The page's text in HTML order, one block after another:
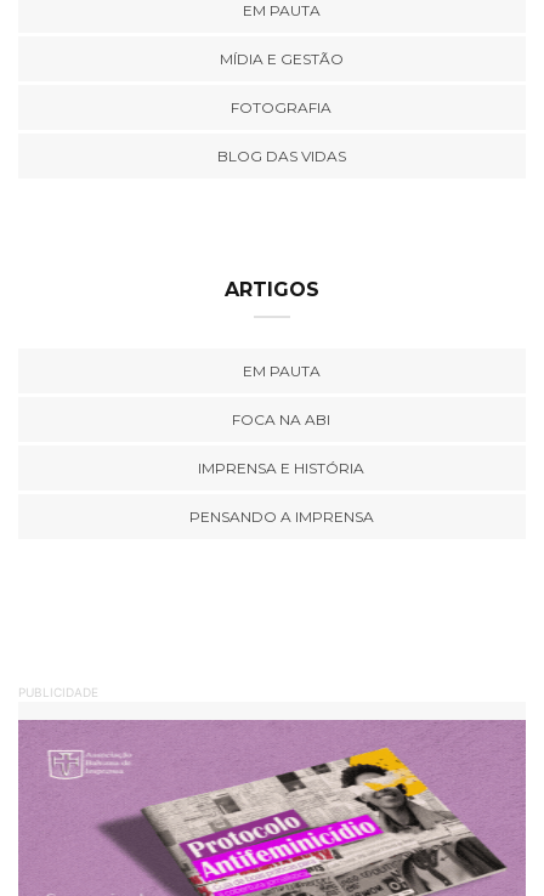
EM PAUTA
MÍDIA E GESTÃO
FOTOGRAFIA
BLOG DAS VIDAS
ARTIGOS
EM PAUTA
FOCA NA ABI
IMPRENSA E HISTÓRIA
PENSANDO A IMPRENSA
PUBLICIDADE